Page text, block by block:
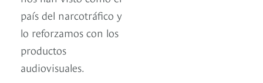
país del narcotráfico y
lo reforzamos con los
productos
audiovisuales.